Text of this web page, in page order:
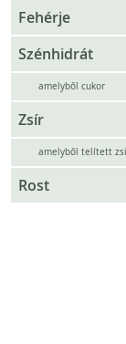
Fehérje
Szénhidrát
amelyből cukor
Zsír
amelyből telített
Rost